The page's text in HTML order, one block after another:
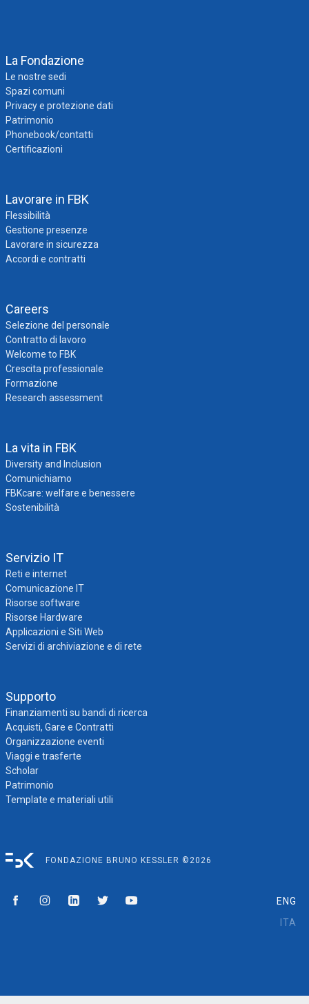
La Fondazione
Le nostre sedi
Spazi comuni
Privacy e protezione dati
Patrimonio
Phonebook/contatti
Certificazioni
Lavorare in FBK
Flessibilità
Gestione presenze
Lavorare in sicurezza
Accordi e contratti
Careers
Selezione del personale
Contratto di lavoro
Welcome to FBK
Crescita professionale
Formazione
Research assessment
La vita in FBK
Diversity and Inclusion
Comunichiamo
FBKcare: welfare e benessere
Sostenibilità
Servizio IT
Reti e internet
Comunicazione IT
Risorse software
Risorse Hardware
Applicazioni e Siti Web
Servizi di archiviazione e di rete
Supporto
Finanziamenti su bandi di ricerca
Acquisti, Gare e Contratti
Organizzazione eventi
Viaggi e trasferte
Scholar
Patrimonio
Template e materiali utili
FONDAZIONE BRUNO KESSLER ©2026
ENG
ITA